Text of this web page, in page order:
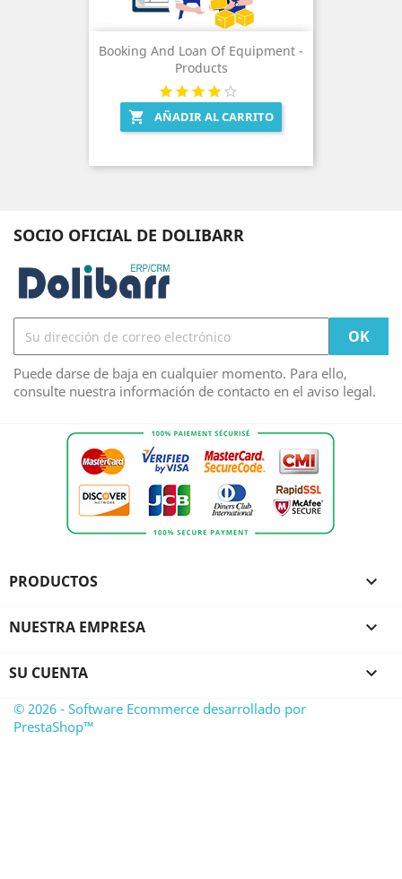
Booking And Loan Of Equipment -
Products
 AÑADIR AL CARRITO
SOCIO OFICIAL DE DOLIBARR
Puede darse de baja en cualquier momento. Para ello,
consulte nuestra información de contacto en el aviso legal.
PRODUCTOS 
NUESTRA EMPRESA 
SU CUENTA 
© 2026 - Software Ecommerce desarrollado por
PrestaShop™